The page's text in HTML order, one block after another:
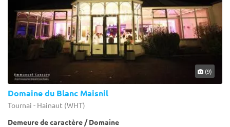
(9)
Domaine du Blanc Maisnil
Tournai - Hainaut (WHT)
Demeure de caractère / Domaine